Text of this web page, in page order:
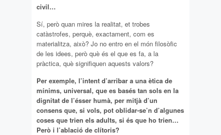
civil…
Sí, però quan mires la realitat, et trobes
catàstrofes, perquè, exactament, com es
materialitza, això? Jo no entro en el món filosòfic
de les idees, però què és el que es fa, a la
pràctica, què signifiquen aquests valors?
Per exemple, l’intent d’arribar a una ètica de
mínims, universal, que es basés tan sols en la
dignitat de l’ésser humà, per mitjà d’un
consens que, si vols, pot oblidar-se’n d’algunes
coses que trien els adults, si és que ho trien…
Però i l’ablació de clítoris?